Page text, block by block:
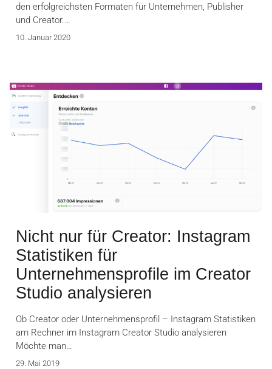
den erfolgreichsten Formaten für Unternehmen, Publisher
und Creator.…
10. Januar 2020
Nicht nur für Creator: Instagram
Statistiken für
Unternehmensprofile im Creator
Studio analysieren
Ob Creator oder Unternehmensprofil – Instagram Statistiken
am Rechner im Instagram Creator Studio analysieren
Möchte man…
29. Mai 2019